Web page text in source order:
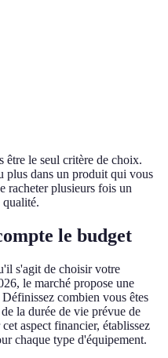
être le seul critère de choix.
plus dans un produit qui vous
racheter plusieurs fois un
le budget
s'agit de choisir votre
le marché propose une
combien vous êtes
la durée de vie prévue de
aspect financier, établissez
chaque type d'équipement.